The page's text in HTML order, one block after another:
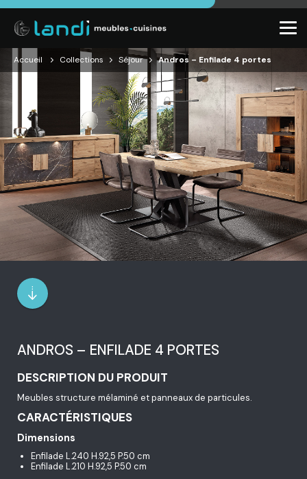
Accueil Collections Séjour Andros – Enfilade 4 portes
ANDROS – ENFILADE 4 PORTES
DESCRIPTION DU PRODUIT
Meubles structure mélaminé et panneaux de particules.
CARACTÉRISTIQUES
Dimensions
Enfilade L.240 H.92,5 P.50 cm
Enfilade L.210 H.92,5 P.50 cm